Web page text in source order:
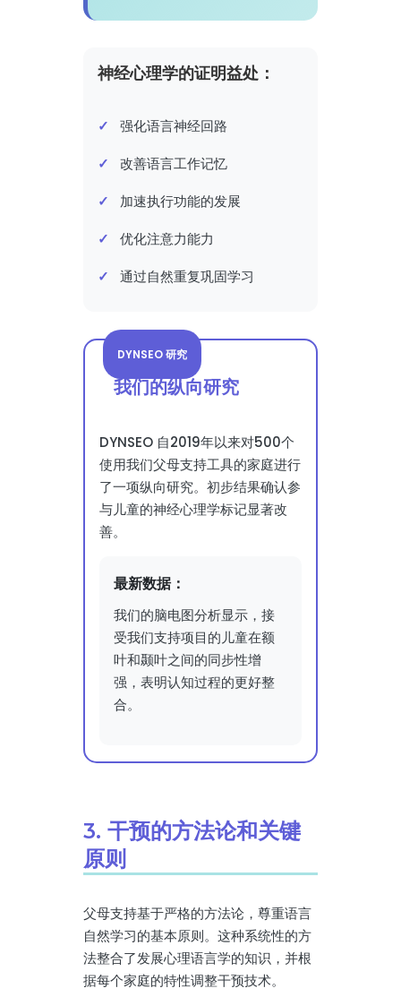
神经心理学的证明益处：
强化语言神经回路
改善语言工作记忆
加速执行功能的发展
优化注意力能力
通过自然重复巩固学习
DYNSEO 研究
我们的纵向研究
DYNSEO 自2019年以来对500个
使用我们父母支持工具的家庭进行
了一项纵向研究。初步结果确认参
与儿童的神经心理学标记显著改
善。
最新数据：
我们的脑电图分析显示，接
受我们支持项目的儿童在额
叶和颞叶之间的同步性增
强，表明认知过程的更好整
合。
3. 干预的方法论和关键
原则
父母支持基于严格的方法论，尊重语言
自然学习的基本原则。这种系统性的方
法整合了发展心理语言学的知识，并根
据每个家庭的特性调整干预技术。